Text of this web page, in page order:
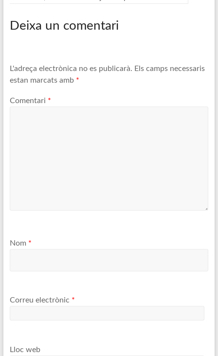
Deixa un comentari
L'adreça electrònica no es publicarà. Els camps necessaris
estan marcats amb *
Comentari *
Nom *
Correu electrònic *
Lloc web